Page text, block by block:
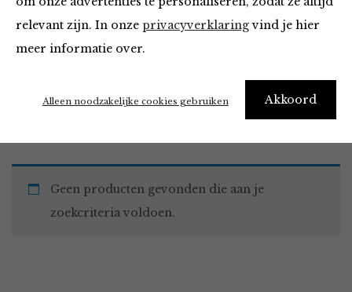
relevant zijn. In onze privacyverklaringvind je hier
meer informatie over.
Akkoord
Alleen noodzakelijke cookies gebruiken
Home Winkel Accessoires Must Haves
Geen producten gevonden die aan je
zoekcriteria voldoen.